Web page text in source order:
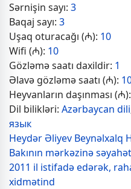
Sərnişin sayı: 3
Baqaj sayı: 3
Uşaq oturacağı (₼): 10
Wifi (₼): 10
Gözləmə saatı daxildir: 1
Əlavə gözləmə saatı (₼):
Heyvanların daşınması (₼):
Dil bilikləri: Azərbaycan dili
язык
Heydər Əliyev Beynəlxalq
Bakının mərkəzinə
2011 il istifadə edərək,
xidmətind